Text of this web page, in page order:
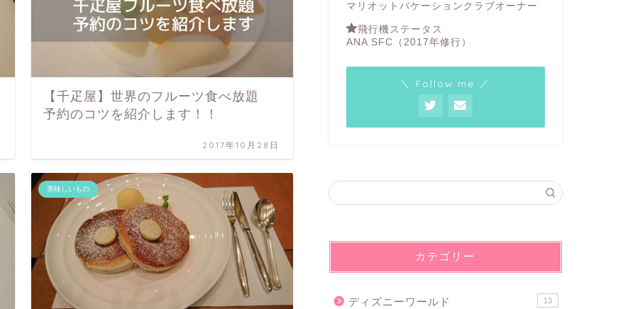
【千疋屋】世界のフルーツ食べ放題
予約のコツを紹介します！！
2017年10月28日
美味しいもの
マリオットバケーションクラブオーナー
飛行機ステータス
ANA SFC（2017年修行）
＼ Follow me ／
カテゴリー
ディズニーワールド 13